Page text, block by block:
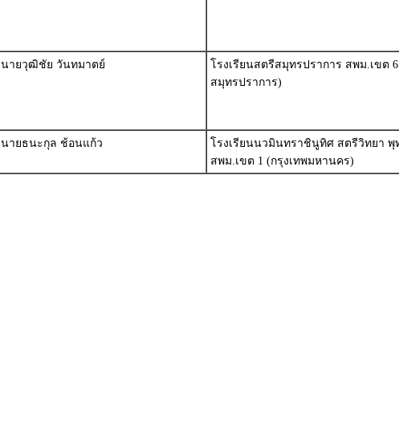
นายวุฒิชัย วันทมาตย์
โรงเรียนสตรีสมุทรปราการ สพม.เขต 6
สมุทรปราการ)
นายธนะกุล ช้อนแก้ว
โรงเรียนนวมินทราชินูทิศ สตรีวิทยา
สพม.เขต 1 (กรุงเทพมหานคร)